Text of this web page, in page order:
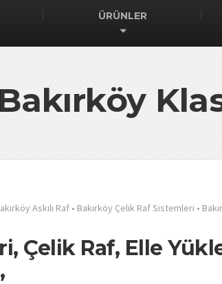
ÜRÜNLER
Askılı Raf • Bakırköy Çelik Raf Sistemleri •
Çelik Raf, Elle